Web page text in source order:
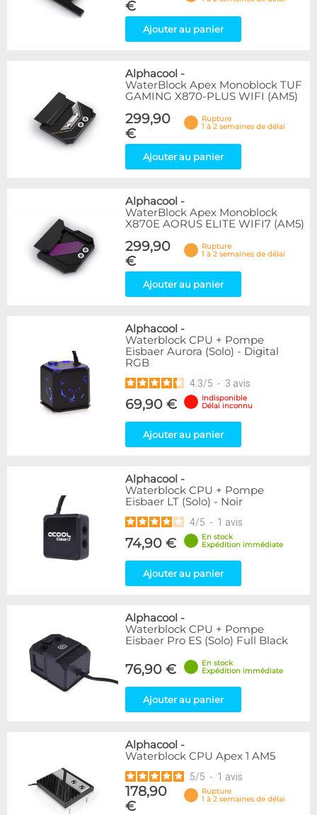
€
Ajouter au panier
Alphacool -
WaterBlock Apex Monoblock TUF
GAMING X870-PLUS WIFI (AM5)
299,90
€
Rupture
1 à 2 semaines de délai
Ajouter au panier
Alphacool -
WaterBlock Apex Monoblock
X870E AORUS ELITE WIFI7 (AM5)
299,90
€
Rupture
1 à 2 semaines de délai
Ajouter au panier
Alphacool -
Waterblock CPU + Pompe
Eisbaer Aurora (Solo) - Digital
RGB
4.3/5 - 3 avis
69,90 €
Indisponible
Délai inconnu
Ajouter au panier
Alphacool -
Waterblock CPU + Pompe
Eisbaer LT (Solo) - Noir
4/5 - 1 avis
74,90 €
En stock
Expédition immédiate
Ajouter au panier
Alphacool -
Waterblock CPU + Pompe
Eisbaer Pro ES (Solo) Full Black
76,90 €
En stock
Expédition immédiate
Ajouter au panier
Alphacool -
Waterblock CPU Apex 1 AM5
5/5 - 1 avis
178,90
€
Rupture
1 à 2 semaines de délai